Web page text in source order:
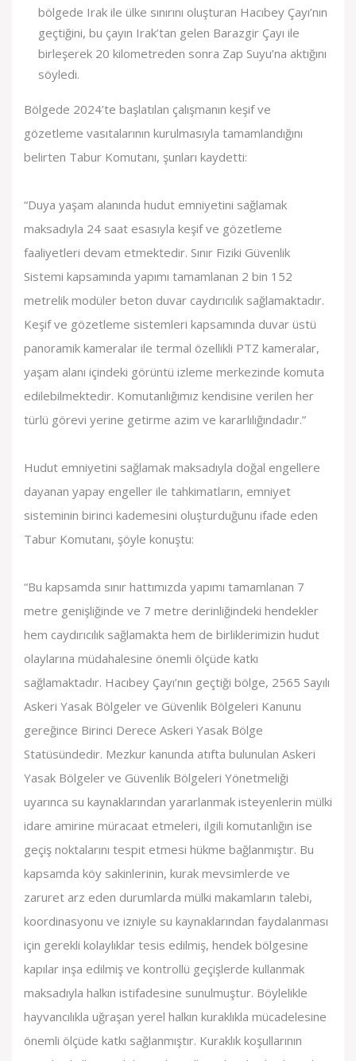
bölgede Irak ile ülke sınırını oluşturan Hacıbey Çayı’nın
geçtiğini, bu çayın Irak’tan gelen Barazgir Çayı ile
birleşerek 20 kilometreden sonra Zap Suyu’na aktığını
söyledi.
Bölgede 2024’te başlatılan çalışmanın keşif ve
gözetleme vasıtalarının kurulmasıyla tamamlandığını
belirten Tabur Komutanı, şunları kaydetti:
“Duya yaşam alanında hudut emniyetini sağlamak
maksadıyla 24 saat esasıyla keşif ve gözetleme
faaliyetleri devam etmektedir. Sınır Fiziki Güvenlik
Sistemi kapsamında yapımı tamamlanan 2 bin 152
metrelik modüler beton duvar caydırıcılık sağlamaktadır.
Keşif ve gözetleme sistemleri kapsamında duvar üstü
panoramik kameralar ile termal özellikli PTZ kameralar,
yaşam alanı içindeki görüntü izleme merkezinde komuta
edilebilmektedir. Komutanlığımız kendisine verilen her
türlü görevi yerine getirme azim ve kararlılığındadır.”
Hudut emniyetini sağlamak maksadıyla doğal engellere
dayanan yapay engeller ile tahkimatların, emniyet
sisteminin birinci kademesini oluşturduğunu ifade eden
Tabur Komutanı, şöyle konuştu:
“Bu kapsamda sınır hattımızda yapımı tamamlanan 7
metre genişliğinde ve 7 metre derinliğindeki hendekler
hem caydırıcılık sağlamakta hem de birliklerimizin hudut
olaylarına müdahalesine önemli ölçüde katkı
sağlamaktadır. Hacıbey Çayı’nın geçtiği bölge, 2565 Sayılı
Askeri Yasak Bölgeler ve Güvenlik Bölgeleri Kanunu
gereğince Birinci Derece Askeri Yasak Bölge
Statüsündedir. Mezkur kanunda atıfta bulunulan Askeri
Yasak Bölgeler ve Güvenlik Bölgeleri Yönetmeliği
uyarınca su kaynaklarından yararlanmak isteyenlerin mülki
idare amirine müracaat etmeleri, ilgili komutanlığın ise
geçiş noktalarını tespit etmesi hükme bağlanmıştır. Bu
kapsamda köy sakinlerinin, kurak mevsimlerde ve
zaruret arz eden durumlarda mülki makamların talebi,
koordinasyonu ve izniyle su kaynaklarından faydalanması
için gerekli kolaylıklar tesis edilmiş, hendek bölgesine
kapılar inşa edilmiş ve kontrollü geçişlerde kullanmak
maksadıyla halkın istifadesine sunulmuştur. Böylelikle
hayvancılıkla uğraşan yerel halkın kuraklıkla mücadelesine
önemli ölçüde katkı sağlanmıştır. Kuraklık koşullarının